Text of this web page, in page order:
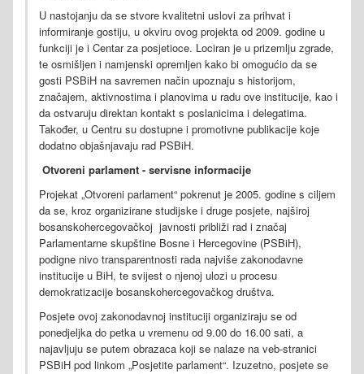
U nastojanju da se stvore kvalitetni uslovi za prihvat i
informiranje gostiju, u okviru ovog projekta od 2009. godine u
funkciji je i Centar za posjetioce. Lociran je u prizemlju zgrade,
te osmišljen i namjenski opremljen kako bi omogućio da se
gosti PSBiH na savremen način upoznaju s historijom,
značajem, aktivnostima i planovima u radu ove institucije, kao i
da ostvaruju direktan kontakt s poslanicima i delegatima.
Također, u Centru su dostupne i promotivne publikacije koje
dodatno objašnjavaju rad PSBiH.
Otvoreni parlament - servisne informacije
Projekat „Otvoreni parlament“ pokrenut je 2005. godine s ciljem
da se, kroz organizirane studijske i druge posjete, najširoj
bosanskohercegovačkoj javnosti približi rad i značaj
Parlamentarne skupštine Bosne i Hercegovine (PSBiH),
podigne nivo transparentnosti rada najviše zakonodavne
institucije u BiH, te svijest o njenoj ulozi u procesu
demokratizacije bosanskohercegovačkog društva.
Posjete ovoj zakonodavnoj instituciji organiziraju se od
ponedjeljka do petka u vremenu od 9.00 do 16.00 sati, a
najavljuju se putem obrazaca koji se nalaze na veb-stranici
PSBiH pod linkom „Posjetite parlament“. Izuzetno, posjete se